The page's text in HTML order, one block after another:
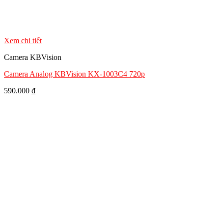
Xem chi tiết
Camera KBVision
Camera Analog KBVision KX-1003C4 720p
590.000 ₫